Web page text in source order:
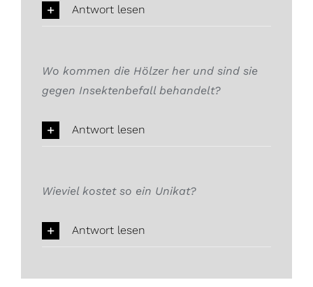
Antwort lesen
Wo kommen die Hölzer her und sind sie
gegen Insektenbefall behandelt?
Antwort lesen
Wieviel kostet so ein Unikat?
Antwort lesen